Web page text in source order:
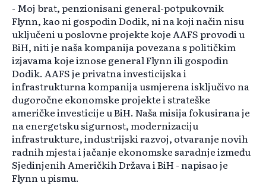
- Moj brat, penzionisani general-potpukovnik
Flynn, kao ni gospodin Dodik, ni na koji način nisu
uključeni u poslovne projekte koje AAFS provodi u
BiH, niti je naša kompanija povezana s političkim
izjavama koje iznose general Flynn ili gospodin
Dodik. AAFS je privatna investicijska i
infrastrukturna kompanija usmjerena isključivo na
dugoročne ekonomske projekte i strateške
američke investicije u BiH. Naša misija fokusirana je
na energetsku sigurnost, modernizaciju
infrastrukture, industrijski razvoj, otvaranje novih
radnih mjesta i jačanje ekonomske saradnje između
Sjedinjenih Američkih Država i BiH - napisao je
Flynn u pismu.